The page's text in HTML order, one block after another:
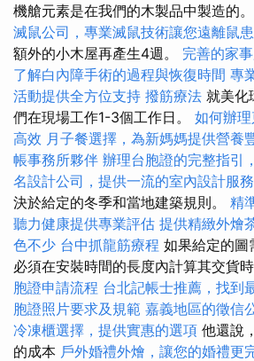
機艙元素是在我們的木製品中製造的。
滅鼠公司，專業滅鼠技術讓您遠離鼠患
額外的小木屋再產生4週。 完善的家
了解白內障手術的過程與恢復時間 專
活動提供全方位支持 撥筋療法 就美化
們在現場工作1-3個工作日。 如何辦
高效 月子餐選擇，為新媽媽提供營養
帳事務所夥伴 辦理台胞證的完整指引
名設計公司，提供一流的室內設計服務
決於給定的冬季和當地建築規則。 精
聽力健康提供專業評估 提供精緻外燴
色不少 台中抓龍筋療程 如果給定的圖
必須在安裝時間的長度內計算其交貨時
胞證申請流程 台北記帳士推薦，找到
胞證照片要求及規範 嘉義地區的徵信
冷凍櫃選擇，提供實惠的選項 他還說
的成本 戶外婚禮外燴，讓您的婚禮更